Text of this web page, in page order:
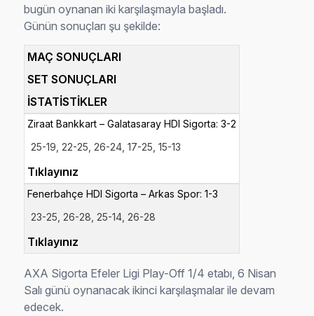
bugün oynanan iki karşılaşmayla başladı.
Günün sonuçları şu şekilde:
MAÇ SONUÇLARI
SET SONUÇLARI
İSTATİSTİKLER
Ziraat Bankkart – Galatasaray HDI Sigorta: 3-2
25-19,22-25, 26-24, 17-25, 15-13
Tıklayınız
Fenerbahçe HDI Sigorta – Arkas Spor: 1-3
23-25, 26-28, 25-14, 26-28
Tıklayınız
AXA Sigorta Efeler Ligi Play-Off 1/4 etabı, 6 Nisan
Salı günü oynanacak ikinci karşılaşmalar ile devam
edecek.